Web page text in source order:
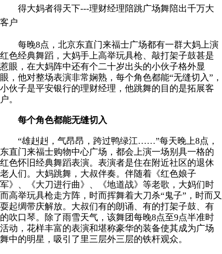
得大妈者得天下---理财经理陪跳广场舞陪出千万大
客户
每晚8点，北京东直门来福士广场都有一群大妈上演
红色经典舞蹈，大妈手上高举玩具枪、敲打架子鼓甚是
惹眼，在大妈阵中还有个二十岁出头的小伙子格外显
眼，他对整场表演非常娴熟，每个角色都能“无缝切入”，
小伙子是平安银行的理财经理，他跳舞的目的是拓展客
户。
每个角色都能无缝切入
“雄赳赳，气昂昂，跨过鸭绿江……”每天晚上8点，
东直门来福士购物中心广场，都会上演一场别具一格的
红色怀旧经典舞蹈表演。表演者是住在附近社区的退休
老人们。大妈跳舞，大叔伴奏。伴随着《红色娘子
军》、《大刀进行曲》、《地道战》等老歌，大妈们时
而高举玩具枪走方阵，时而挥舞着大刀杀“鬼子”，时而又
耍起绸带庆解放。大叔们有的朗诵、有的打架子鼓、有
的吹口琴。除了雨雪天气，该舞团每晚8点至9点半准时
活动，花样丰富的表演和堪称豪华的装备使其成为广场
舞中的明星，吸引了里三层外三层的铁杆观众。